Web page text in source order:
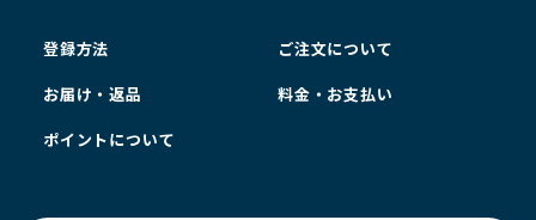
登録方法 ご注文について
お届け・返品 料金・お支払い
ポイントについて